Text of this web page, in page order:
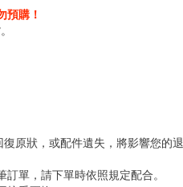
預購！
原狀，或配件遺失，將影響您的退
單，請下單時依照規定配合。